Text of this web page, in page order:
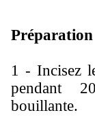
1 - Incisez
pendant
bouillante.